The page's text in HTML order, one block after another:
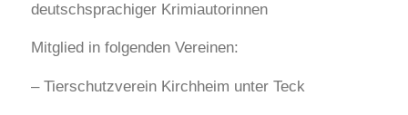
deutschsprachiger Krimiautorinnen
Mitglied in folgenden Vereinen:
– Tierschutzverein Kirchheim unter Teck